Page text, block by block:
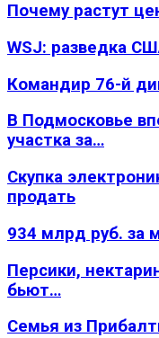
Почему растут
WSJ: разведка
Командир 76-й
В Подмосковье
участка за…
Скупка
продать
934 млрд руб. за
Персики,
бьют…
Семья из